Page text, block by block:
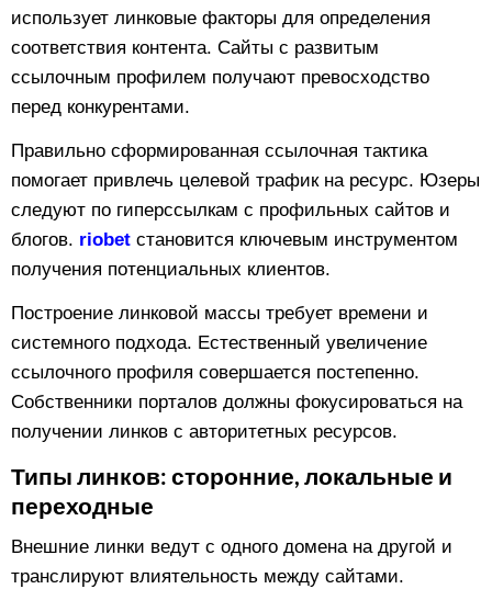
использует линковые факторы для определения
соответствия контента. Сайты с развитым
ссылочным профилем получают превосходство
перед конкурентами.
Правильно сформированная ссылочная тактика
помогает привлечь целевой трафик на ресурс. Юзеры
следуют по гиперссылкам с профильных сайтов и
блогов. riobet становится ключевым инструментом
получения потенциальных клиентов.
Построение линковой массы требует времени и
системного подхода. Естественный увеличение
ссылочного профиля совершается постепенно.
Собственники порталов должны фокусироваться на
получении линков с авторитетных ресурсов.
Типы линков: сторонние, локальные и
переходные
Внешние линки ведут с одного домена на другой и
транслируют влиятельность между сайтами.